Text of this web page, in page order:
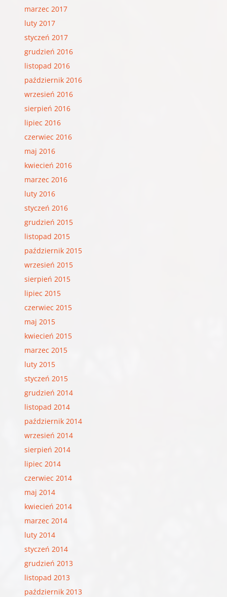
marzec 2017
luty 2017
styczeń 2017
grudzień 2016
listopad 2016
październik 2016
wrzesień 2016
sierpień 2016
lipiec 2016
czerwiec 2016
maj 2016
kwiecień 2016
marzec 2016
luty 2016
styczeń 2016
grudzień 2015
listopad 2015
październik 2015
wrzesień 2015
sierpień 2015
lipiec 2015
czerwiec 2015
maj 2015
kwiecień 2015
marzec 2015
luty 2015
styczeń 2015
grudzień 2014
listopad 2014
październik 2014
wrzesień 2014
sierpień 2014
lipiec 2014
czerwiec 2014
maj 2014
kwiecień 2014
marzec 2014
luty 2014
styczeń 2014
grudzień 2013
listopad 2013
październik 2013